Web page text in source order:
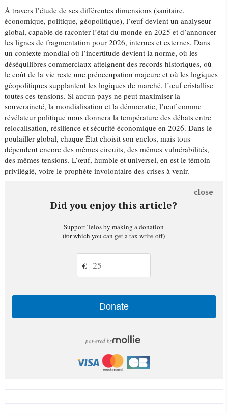
À travers l’étude de ses différentes dimensions (sanitaire,
économique, politique, géopolitique), l’œuf devient un analyseur
global, capable de raconter l’état du monde en 2025 et d’annoncer
les lignes de fragmentation pour 2026, internes et externes. Dans
un contexte mondial où l’incertitude devient la norme, où les
déséquilibres commerciaux atteignent des records historiques, où
le coût de la vie reste une préoccupation majeure et où les logiques
géopolitiques supplantent les logiques de marché, l’œuf cristallise
toutes ces tensions. Si aucun pays ne peut maximiser la
souveraineté, la mondialisation et la démocratie, l’œuf comme
révélateur politique nous donnera la température des débats entre
relocalisation, résilience et sécurité économique en 2026. Dans le
poulailler global, chaque État choisit son enclos, mais tous
dépendent encore des mêmes circuits, des mêmes vulnérabilités,
des mêmes tensions. L’œuf, humble et universel, en est le témoin
privilégié, voire le prophète involontaire des crises à venir.
Did you enjoy this article?
close
Support Telos by making a donation
(for which you can get a tax write-off)
€
Donate
powered by